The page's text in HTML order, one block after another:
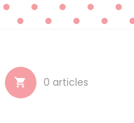
 0 articles